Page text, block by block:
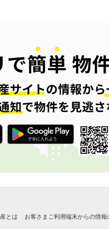
とは お客さまご利用端末からの情